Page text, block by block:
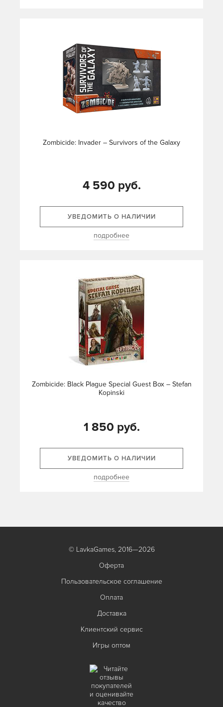
Zombicide: Invader – Survivors of the Galaxy
4 590 руб.
УВЕДОМИТЬ О НАЛИЧИИ
подробнее
Zombicide: Black Plague Special Guest Box – Stefan
Kopinski
1 850 руб.
УВЕДОМИТЬ О НАЛИЧИИ
подробнее
© LavkaGames, 2016—2026
Оферта
Пользовательское соглашение
Оплата
Доставка
Клиентский сервис
Игры оптом